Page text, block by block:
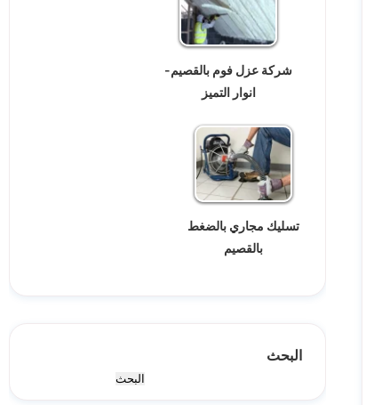
شركة عزل فوم بالقصيم-
انوار التميز
تسليك مجاري بالضغط
بالقصيم
البحث
البحث